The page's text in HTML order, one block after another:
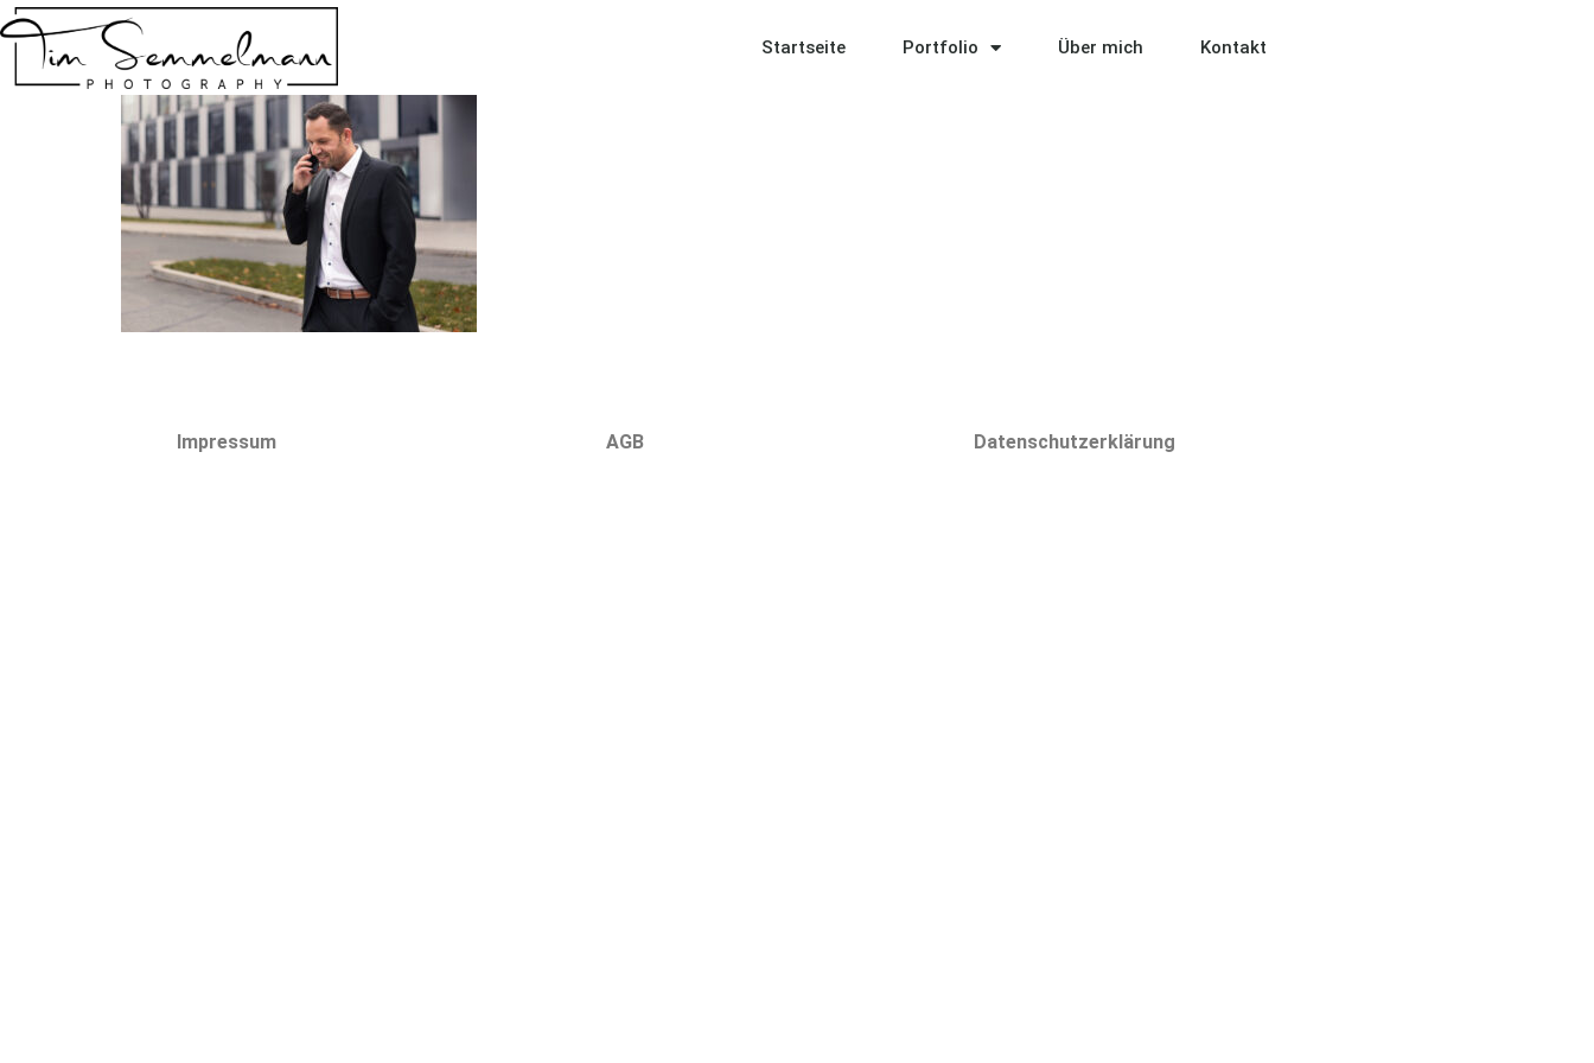
Startseite Portfolio Über mich Kontakt
Impressum AGB Datenschutzerklärung